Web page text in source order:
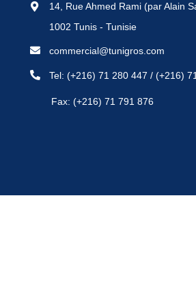
14, Rue Ahmed Rami (par Alain
1002 Tunis - Tunisie
commercial@tunigros.com
Tel:(+216) 71 280 447 /(+216)
Fax: (+216) 71 791 876